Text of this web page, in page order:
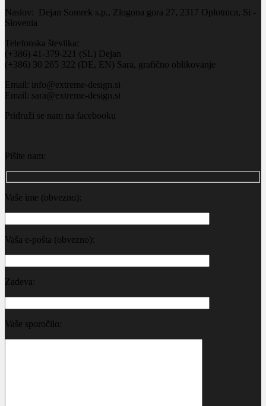
Naslov: Dejan Somrek s.p., Zlogona gora 27, 2317 Oplotnica, Si -
Slovenia
Telefonska številka:
(+386) 41-379-221 (SL) Dejan
(+386) 30 265 322 (DE, EN) Sara, grafično oblikovanje
Email: info@extreme-design.si
Email: sara@extreme-design.si
Pridruži se nam na facebooku
Pišite nam:
Vaše ime (obvezno):
Vaša e-pošta (obvezno):
Zadeva:
Vaše sporočilo: